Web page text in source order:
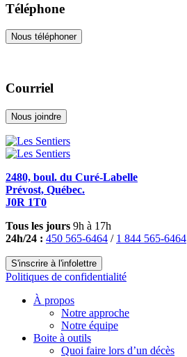
Téléphone
Nous téléphoner
Courriel
Nous joindre
2480, boul. du Curé-Labelle
Prévost, Québec.
J0R 1T0
Tous les jours 9h à 17h
24h/24 : 450 565-6464 / 1 844 565-6464
S'inscrire à l'infolettre
Politiques de confidentialité
À propos
Notre approche
Notre équipe
Boite à outils
Quoi faire lors d’un décès